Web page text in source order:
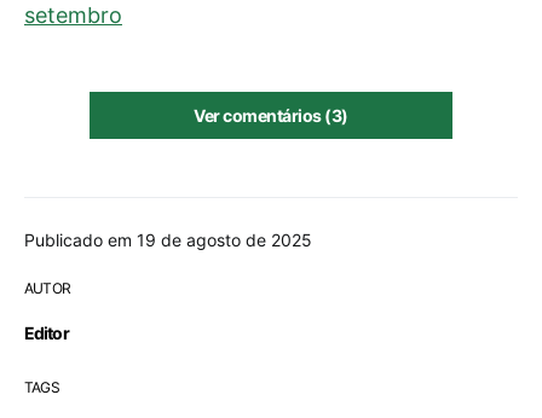
Publicado em 19 de agosto de 2025
AUTOR
Editor
TAGS
setembro
Ver comentários (3)